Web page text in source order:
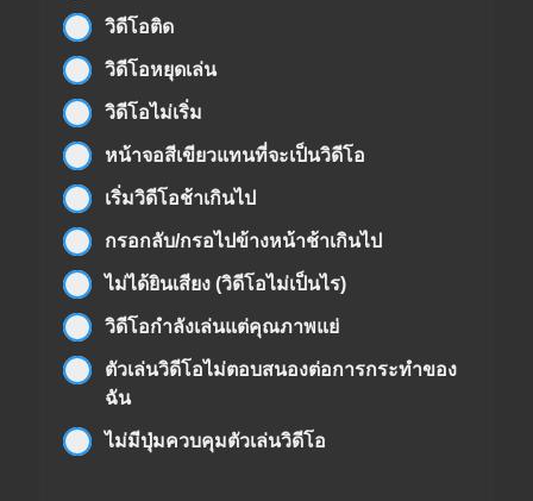
วิดีโอติด
วิดีโอหยุดเล่น
วิดีโอไม่เริ่ม
หน้าจอสีเขียวแทนที่จะเป็นวิดีโอ
เริ่มวิดีโอช้าเกินไป
กรอกลับ/กรอไปข้างหน้าช้าเกินไป
ไม่ได้ยินเสียง (วิดีโอไม่เป็นไร)
วิดีโอกำลังเล่นแต่คุณภาพแย่
ตัวเล่นวิดีโอไม่ตอบสนองต่อการกระทำของ
ฉัน
ไม่มีปุ่มควบคุมตัวเล่นวิดีโอ